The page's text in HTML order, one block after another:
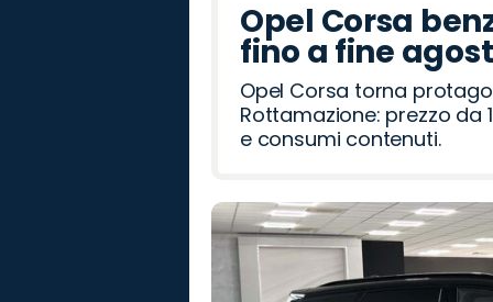
Opel Corsa
fino a fine
Opel Corsa torna
Rottamazione: prezzo da
e consumi contenuti.